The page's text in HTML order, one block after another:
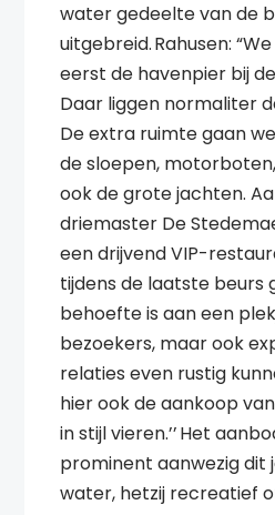
water gedeelte van de
uitgebreid. Rahusen:
eerst de havenpier bij
Daar liggen normaliter
De extra ruimte gaan
de sloepen,
ook de grote jachten.
driemaster De
een drijvend VIP-
tijdens de laatste beurs
behoefte is aan een
bezoekers, maar ook
relaties even rustig
hier ook de aankoop
in stijl vieren.’’ Het
prominent aanwezig dit
water, hetzij recreatief